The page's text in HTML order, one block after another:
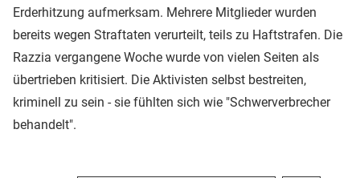
Erderhitzung aufmerksam. Mehrere Mitglieder wurden
bereits wegen Straftaten verurteilt, teils zu Haftstrafen. Die
Razzia vergangene Woche wurde von vielen Seiten als
übertrieben kritisiert. Die Aktivisten selbst bestreiten,
kriminell zu sein - sie fühlten sich wie "Schwerverbrecher
behandelt".